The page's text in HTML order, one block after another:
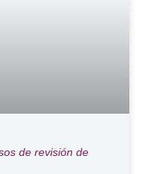
de revisión de